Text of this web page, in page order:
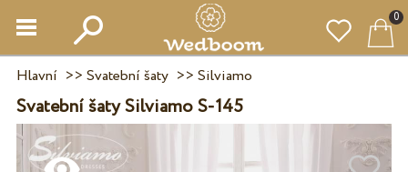
0
Hlavní >> Svatební šaty>> Silviamo
Svatební šaty Silviamo S-145